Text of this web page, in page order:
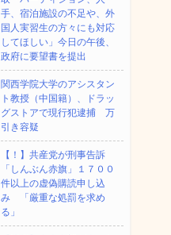
手、宿泊施設の不足や、外
国人実習生の方々にも対応
してほしい」今日の午後、
政府に要望書を提出
関西学院大学のアシスタン
ト教授（中国籍）、ドラッ
グストアで現行犯逮捕 万
引き容疑
【！】共産党が刑事告訴
「しんぶん赤旗」１７００
件以上の虚偽購読申し込
み 「厳重な処罰を求め
る」